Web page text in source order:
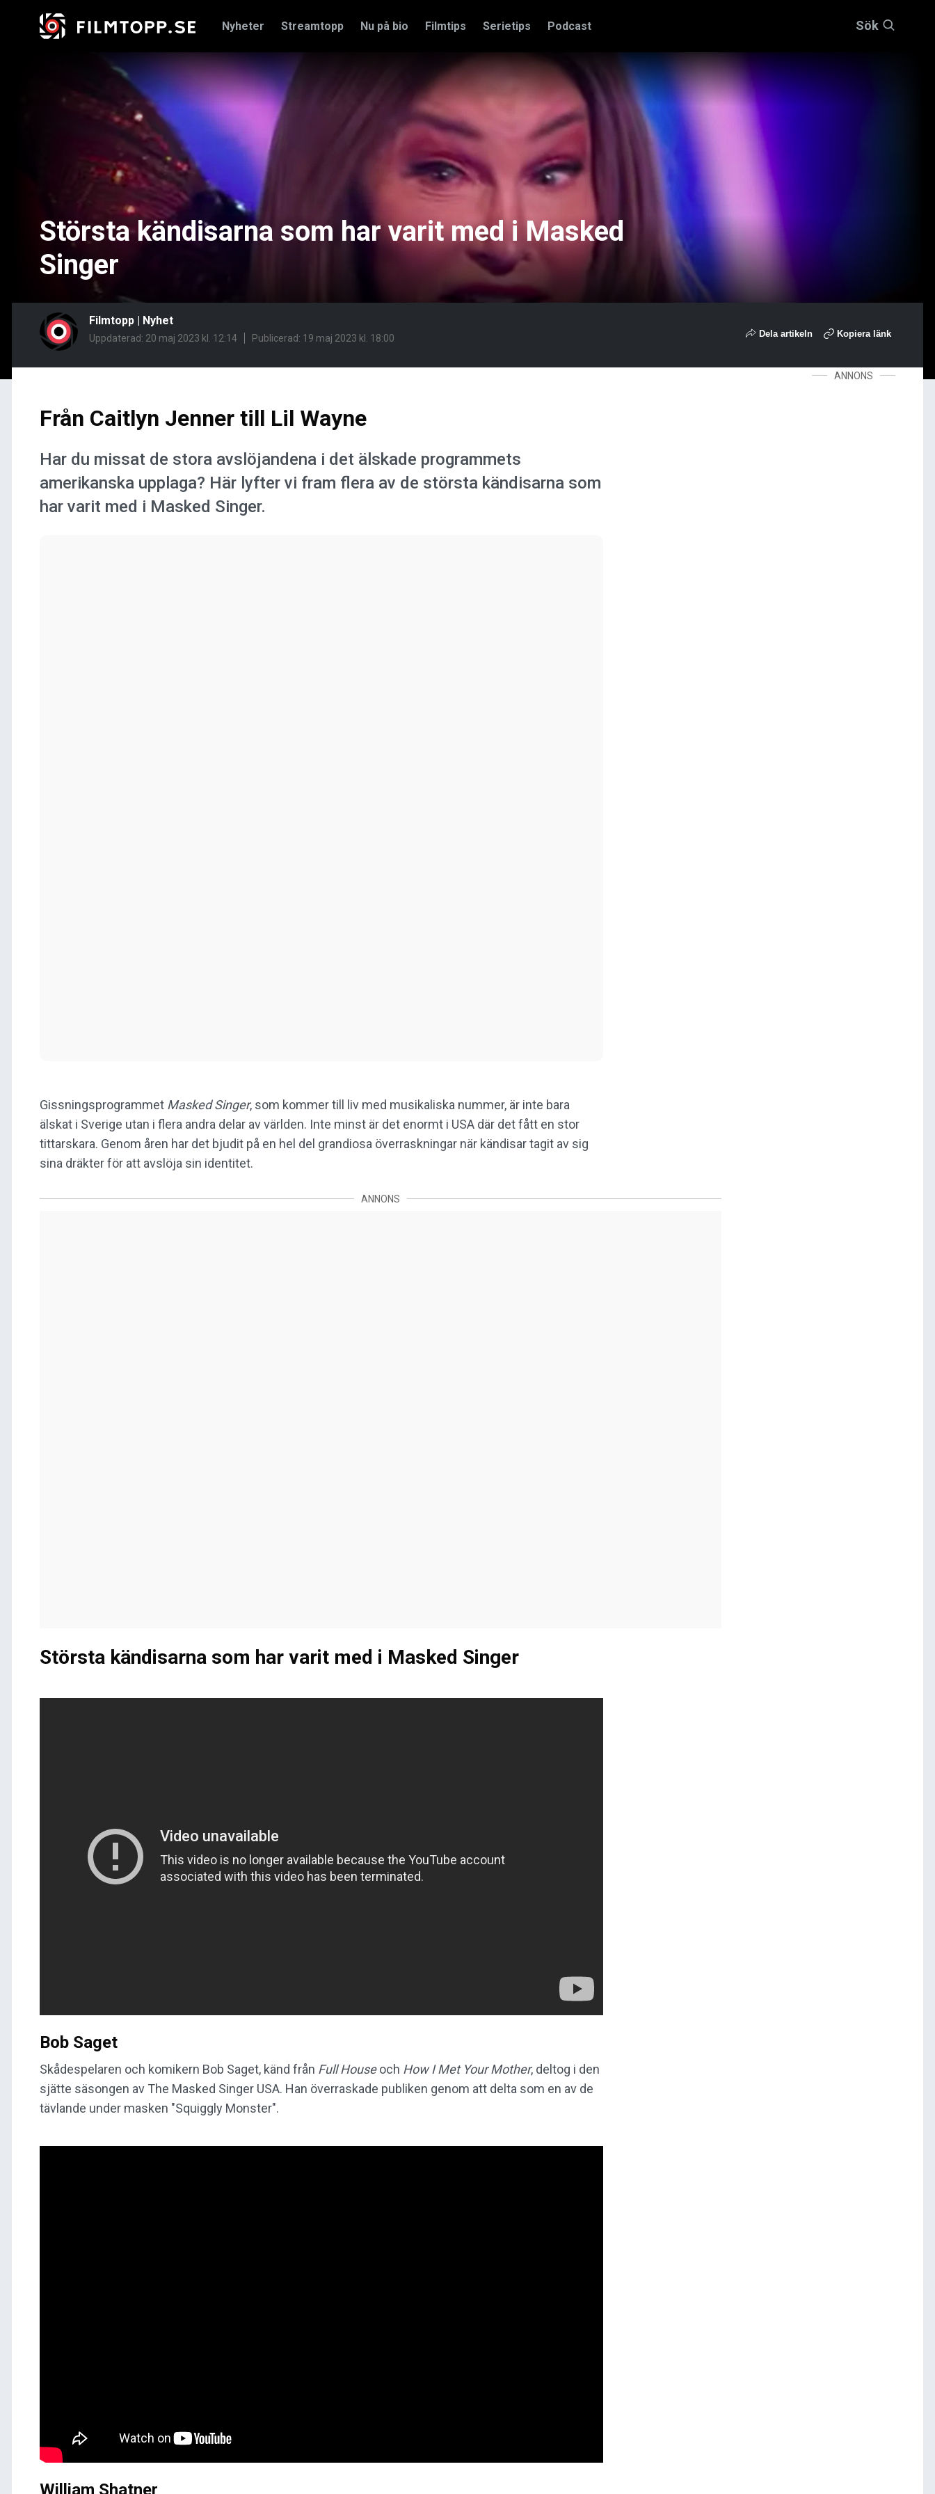
Nyheter Streamtopp Nu på bio Filmtips Serietips Podcast Sök
Största kändisarna som har varit med i Masked
Singer
Filmtopp | Nyhet
Uppdaterad: 20 maj 2023 kl. 12:14 Publicerad: 19 maj 2023 kl. 18:00 Dela artikeln Kopiera länk
Från Caitlyn Jenner till Lil Wayne
Har du missat de stora avslöjandena i det älskade programmets
amerikanska upplaga? Här lyfter vi fram flera av de största kändisarna som
har varit med i Masked Singer.
Gissningsprogrammet Masked Singer, som kommer till liv med musikaliska nummer, är inte bara
älskat i Sverige utan i flera andra delar av världen. Inte minst är det enormt i USA där det fått en stor
tittarskara. Genom åren har det bjudit på en hel del grandiosa överraskningar när kändisar tagit av sig
sina dräkter för att avslöja sin identitet.
ANNONS
Största kändisarna som har varit med i Masked Singer
Bob Saget
Skådespelaren och komikern Bob Saget, känd från Full Houseoch How I Met Your Mother, deltog i den
sjätte säsongen av The Masked Singer USA. Han överraskade publiken genom att delta som en av de
tävlande under masken "Squiggly Monster".
William Shatner
ANNONS